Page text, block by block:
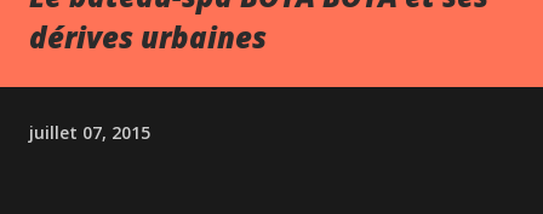
dérives urbaines
juillet 07, 2015